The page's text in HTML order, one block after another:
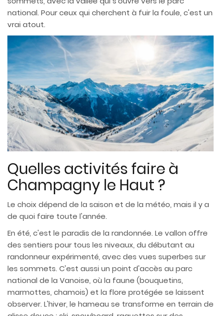
national. Pour ceux qui cherchent à fuir la foule, c'est un
vrai atout.
Quelles activités faire à
Champagny le Haut ?
Le choix dépend de la saison et de la météo, mais il y a
de quoi faire toute l'année.
En été, c'est le paradis de la randonnée. Le vallon offre
des sentiers pour tous les niveaux, du débutant au
randonneur expérimenté, avec des vues superbes sur
les sommets. C'est aussi un point d'accès au parc
national de la Vanoise, où la faune (bouquetins,
marmottes, chamois) et la flore protégée se laissent
observer. L'hiver, le hameau se transforme en terrain de